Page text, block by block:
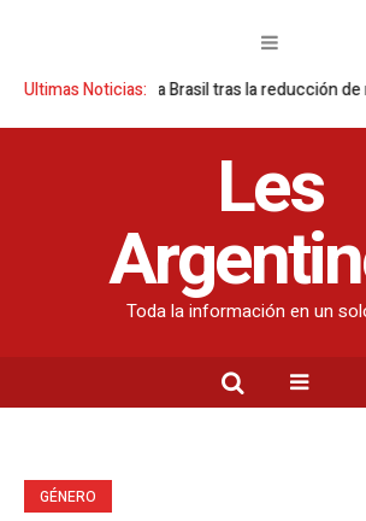
Ultimas Noticias:
contra Brasil tras la reducción de relaciones
Les
Toda la información en un
GÉNERO